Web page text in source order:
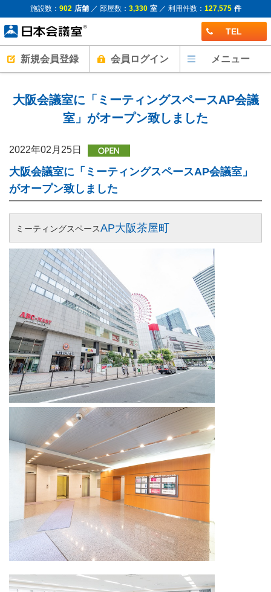
施設数： 902 店舗／ 部屋数： 3,330 室／ 利用件数： 127,575 件
TEL
新規会員登録 会員ログイン メニュー
大阪会議室に「ミーティングスペースAP会議
室」がオープン致しました
2022年02月25日
大阪会議室に「ミーティングスペースAP会議室」
がオープン致しました
ミーティングスペースAP大阪茶屋町